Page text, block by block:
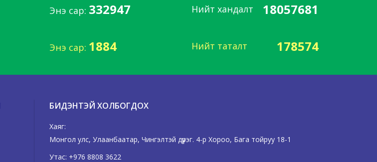
Энэ сар: 332947 Нийт хандалт 18057681
Энэ сар: 1884 Нийт таталт 178574
БИДЭНТЭЙ ХОЛБОГДОХ
Хаяг:
Монгол улс, Улаанбаатар, Чингэлтэй дүүрэг. 4-р Хороо, Бага тойруу 18-1
Утас: +976 8808 3622